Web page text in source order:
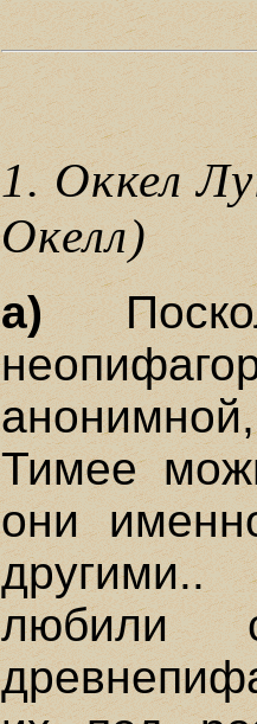
1. Оккел
Окелл)
а)
Тимее
они
любили